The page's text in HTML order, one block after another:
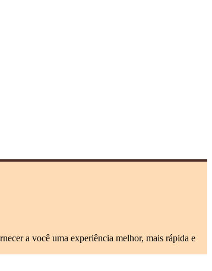
a você uma experiência melhor, mais rápida e